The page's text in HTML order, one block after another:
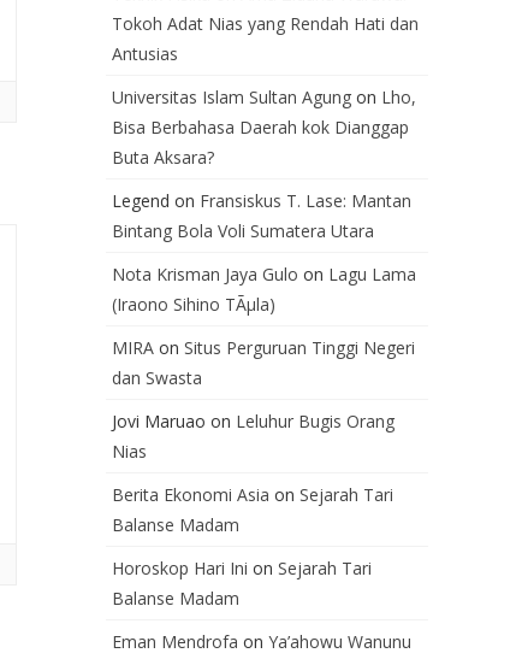
Tokoh Adat Nias yang Rendah Hati dan
Antusias
Universitas Islam Sultan Agung on Lho,
Bisa Berbahasa Daerah kok Dianggap
Buta Aksara?
Legend on Fransiskus T. Lase: Mantan
Bintang Bola Voli Sumatera Utara
Nota Krisman Jaya Gulo on Lagu Lama
(Iraono Sihino TÃµla)
MIRA on Situs Perguruan Tinggi Negeri
dan Swasta
Jovi Maruao on Leluhur Bugis Orang
Nias
Berita Ekonomi Asia on Sejarah Tari
Balanse Madam
Horoskop Hari Ini on Sejarah Tari
Balanse Madam
Eman Mendrofa on Ya’ahowu Wanunu